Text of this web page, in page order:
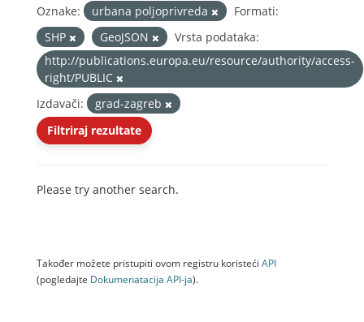
Oznake: urbana poljoprivreda
Formati:
SHP
GeoJSON
Vrsta podataka:
http://publications.europa.eu/resource/authority/access-
right/PUBLIC
Izdavači:
grad-zagreb
Filtriraj rezultate
Please try another search.
Također možete pristupiti ovom registru koristeći API
(pogledajte Dokumenаtаcijа API-jа).